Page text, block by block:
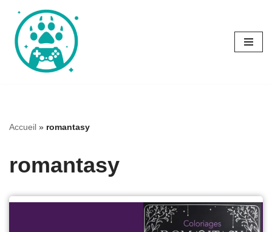
Aller
au
contenu
Accueil » romantasy
romantasy